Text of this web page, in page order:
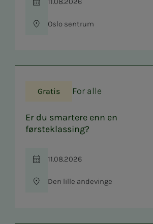
Tid
Sted
Oslo sentrum
Gratis For alle
Er du smartere enn en
førsteklassing?
Tid
11.08.2026
Sted
Den lille andevinge